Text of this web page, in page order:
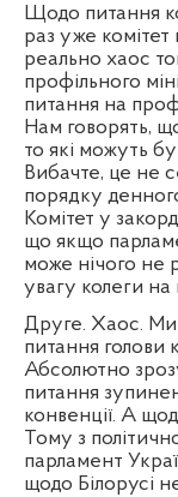
Щодо питання
раз уже
реально хаос
профільного
питання на
Нам говорять,
то які можуть
Вибачте, це не
порядку
Комітет у
що якщо
може нічого не
увагу колеги на
Друге. Хаос. Ми
питання голови
Абсолютно
питання
конвенції. А
Тому з
парламент
щодо Білорусі